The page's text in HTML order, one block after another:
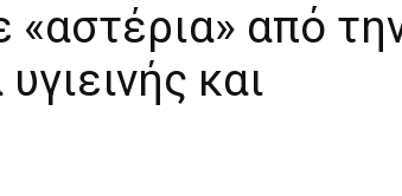
«αστέρια» από
και